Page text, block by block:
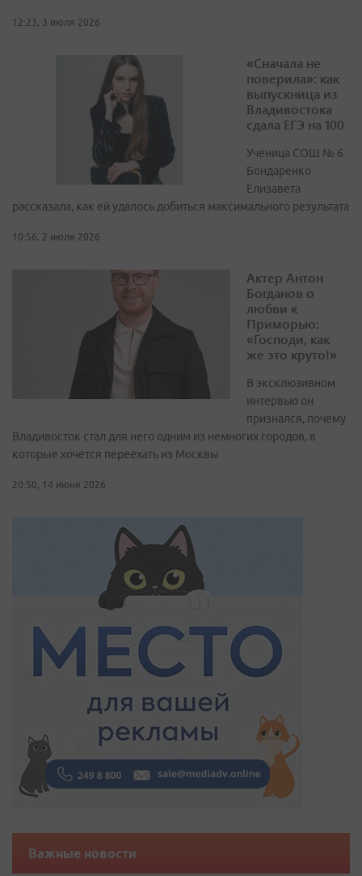
12:23, 3 июля 2026
«Сначала не
поверила»: как
выпускница из
Владивостока
сдала ЕГЭ на 100
Ученица СОШ № 6
Бондаренко
Елизавета
рассказала, как ей удалось добиться максимального результата
10:56, 2 июля 2026
Актер Антон
Богданов о
любви к
Приморью:
«Господи, как
же это круто!»
В эксклюзивном
интервью он
признался, почему
Владивосток стал для него одним из немногих городов, в
которые хочется переехать из Москвы
20:50, 14 июня 2026
Важные новости